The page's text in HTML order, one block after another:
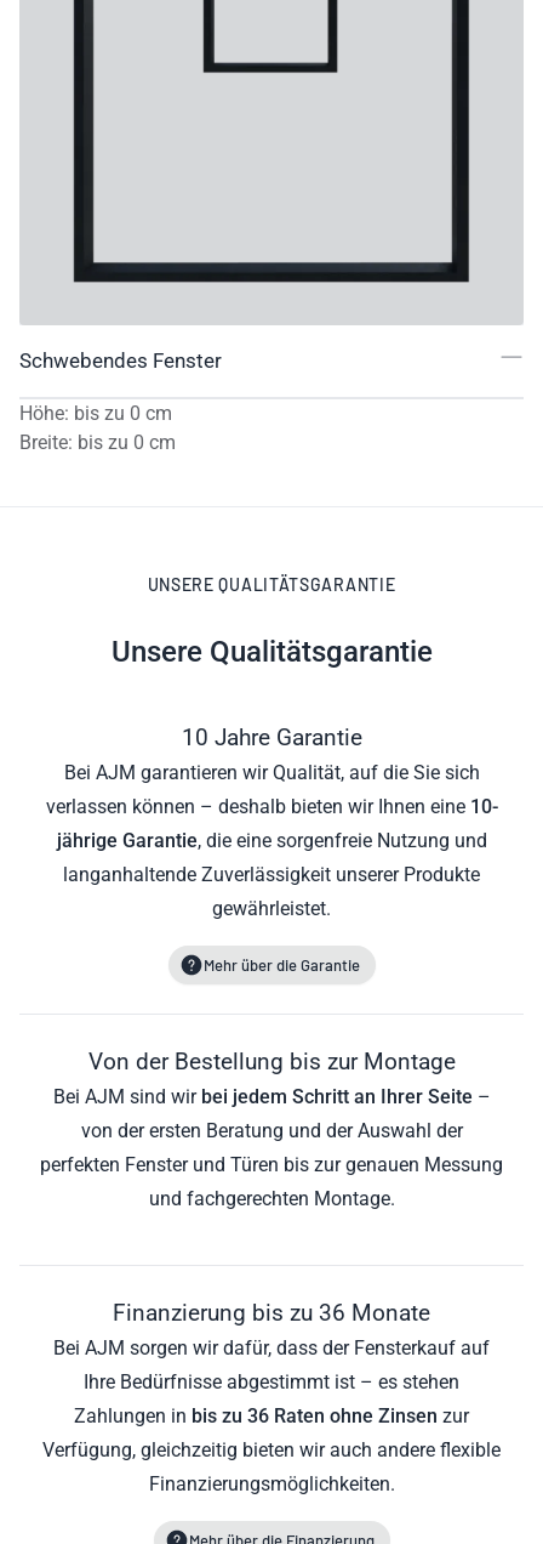
Schwebendes Fenster
Höhe: bis zu 0 cm
Breite: bis zu 0 cm
UNSERE QUALITÄTSGARANTIE
Unsere Qualitätsgarantie
10 Jahre Garantie
Bei AJM garantieren wir Qualität, auf die Sie sich
verlassen können – deshalb bieten wir Ihnen eine 10-
jährige Garantie, die eine sorgenfreie Nutzung und
langanhaltende Zuverlässigkeit unserer Produkte
gewährleistet.
Mehr über die Garantie
Von der Bestellung bis zur Montage
Bei AJM sind wir bei jedem Schritt an Ihrer Seite –
von der ersten Beratung und der Auswahl der
perfekten Fenster und Türen bis zur genauen Messung
und fachgerechten Montage.
Finanzierung bis zu 36 Monate
Bei AJM sorgen wir dafür, dass der Fensterkauf auf
Ihre Bedürfnisse abgestimmt ist – es stehen
Zahlungen in bis zu 36 Raten ohne Zinsen zur
Verfügung, gleichzeitig bieten wir auch andere flexible
Finanzierungsmöglichkeiten.